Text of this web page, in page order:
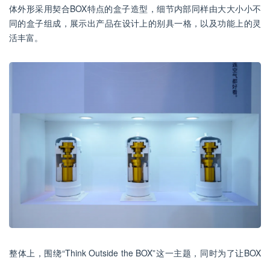
体外形采用契合BOX特点的盒子造型，细节内部同样由大大小小不
同的盒子组成，展示出产品在设计上的别具一格，以及功能上的灵
活丰富。
整体上，围绕“Think Outside the BOX”这一主题，同时为了让BOX